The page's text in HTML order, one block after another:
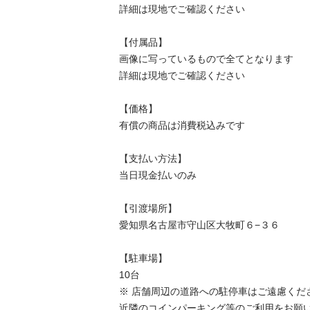
詳細は現地でご確認ください
【付属品】
画像に写っているもので全てとなります
詳細は現地でご確認ください
【価格】
有償の商品は消費税込みです
【⽀払い⽅法】
当⽇現⾦払いのみ
【引渡場所】
愛知県名古屋市守山区大牧町６−３６
【駐⾞場】
10台
※ 店舗周辺の道路への駐停車はご遠慮くだ